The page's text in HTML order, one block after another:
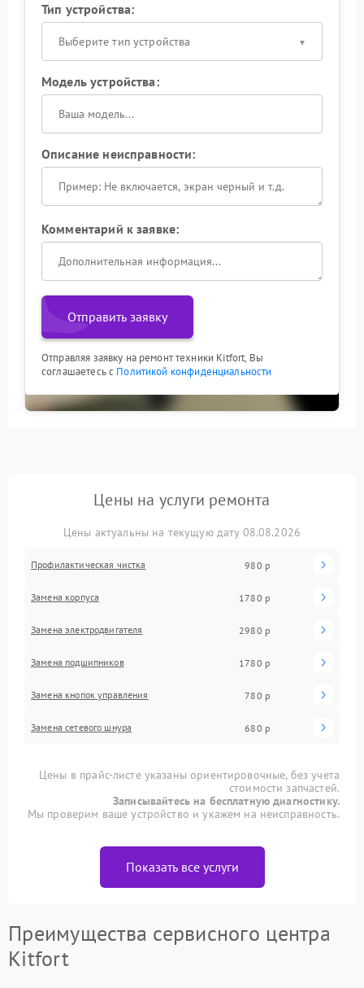
Тип устройства:
Выберите тип устройства
Модель устройства:
Описание неисправности:
Комментарий к заявке:
Отправить заявку
Отправляя заявку на ремонт техники Kitfort, Вы
соглашаетесь с Политикой конфиденциальности
Цены на услуги ремонта
Цены актуальны на текущую дату 08.08.2026
Профилактическая чистка 980 р
Замена корпуса 1780 р
Замена электродвигателя 2980 р
Замена подшипников 1780 р
Замена кнопок управления 780 р
Замена сетевого шнура 680 р
Цены в прайс-листе указаны ориентировочные, без учета
стоимости запчастей.
Записывайтесь на бесплатную диагностику.
Мы проверим ваше устройство и укажем на неисправность.
Показать все услуги
Преимущества сервисного центра
Kitfort